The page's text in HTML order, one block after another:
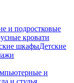
и подростковые
кровати
Детские
и